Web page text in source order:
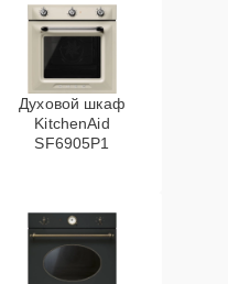
Духовой шкаф
KitchenAid
SF6905P1